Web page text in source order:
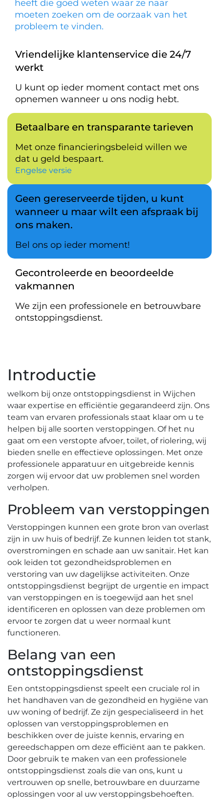
heeft die goed weten waar ze naar
moeten zoeken om de oorzaak van het
probleem te vinden.
Vriendelijke klantenservice die 24/7
werkt
U kunt op ieder moment contact met ons
opnemen wanneer u ons nodig hebt.
Betaalbare en transparante tarieven
Met onze financieringsbeleid willen we
dat u geld bespaart.
Engelse versie
Geen gereserveerde tijden, u kunt
wanneer u maar wilt een afspraak bij
ons maken.
Bel ons op ieder moment!
Gecontroleerde en beoordeelde
vakmannen
We zijn een professionele en betrouwbare
ontstoppingsdienst.
Introductie
welkom bij onze ontstoppingsdienst in Wijchen
waar expertise en efficiëntie gegarandeerd zijn.​ Ons
team van ervaren professionals staat klaar om u te
helpen bij alle soorten verstoppingen.​ Of het nu
gaat om een verstopte afvoer, toilet, of riolering, wij
bieden snelle en effectieve oplossingen.​ Met onze
professionele apparatuur en uitgebreide kennis
zorgen wij ervoor dat uw problemen snel worden
verholpen.​
Probleem van verstoppingen
Verstoppingen kunnen een grote bron van overlast
zijn in uw huis of bedrijf.​ Ze kunnen leiden tot stank,
overstromingen en schade aan uw sanitair.​ Het kan
ook leiden tot gezondheidsproblemen en
verstoring van uw dagelijkse activiteiten. Onze
ontstoppingsdienst begrijpt de urgentie en impact
van verstoppingen en is toegewijd aan het snel
identificeren en oplossen van deze problemen om
ervoor te zorgen dat u weer normaal kunt
functioneren.​
Belang van een
ontstoppingsdienst
Een ontstoppingsdienst speelt een cruciale rol in
het handhaven van de gezondheid en hygiëne van
uw woning of bedrijf.​ Ze zijn gespecialiseerd in het
oplossen van verstoppingsproblemen en
beschikken over de juiste kennis, ervaring en
gereedschappen om deze efficiënt aan te pakken.​
Door gebruik te maken van een professionele
ontstoppingsdienst zoals die van ons, kunt u
vertrouwen op snelle, betrouwbare en duurzame
oplossingen voor al uw verstoppingsbehoeften.​